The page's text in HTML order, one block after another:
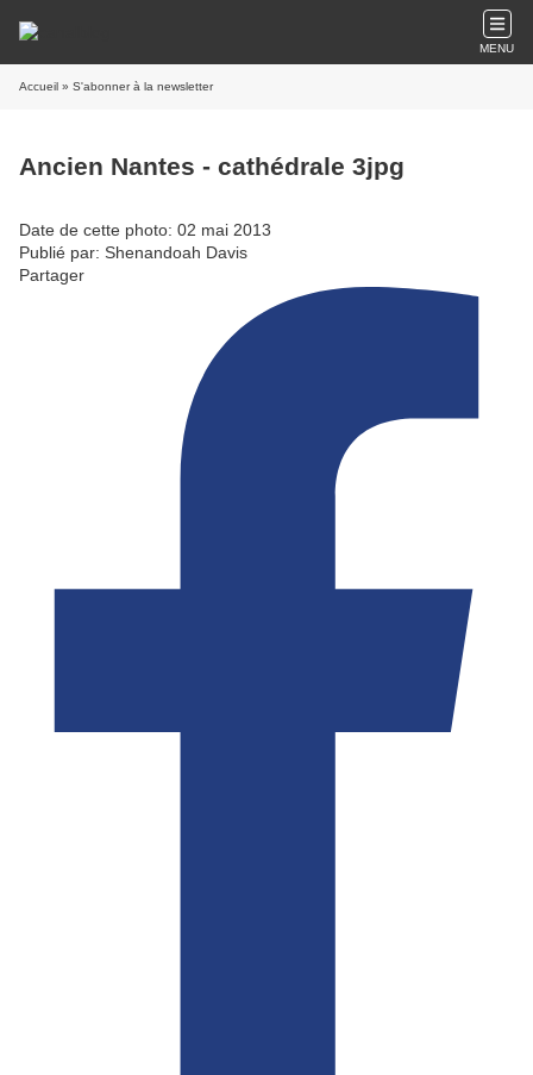
MENU
Accueil » S'abonner à la newsletter
Ancien Nantes - cathédrale 3jpg
Date de cette photo: 02 mai 2013
Publié par: Shenandoah Davis
Partager